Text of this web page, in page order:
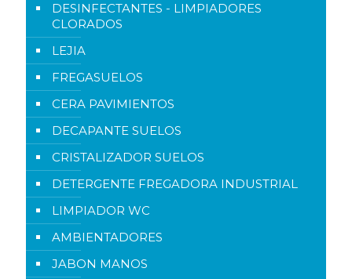
DESINFECTANTES - LIMPIADORES
CLORADOS
LEJIA
FREGASUELOS
CERA PAVIMIENTOS
DECAPANTE SUELOS
CRISTALIZADOR SUELOS
DETERGENTE FREGADORA INDUSTRIAL
LIMPIADOR WC
AMBIENTADORES
JABON MANOS